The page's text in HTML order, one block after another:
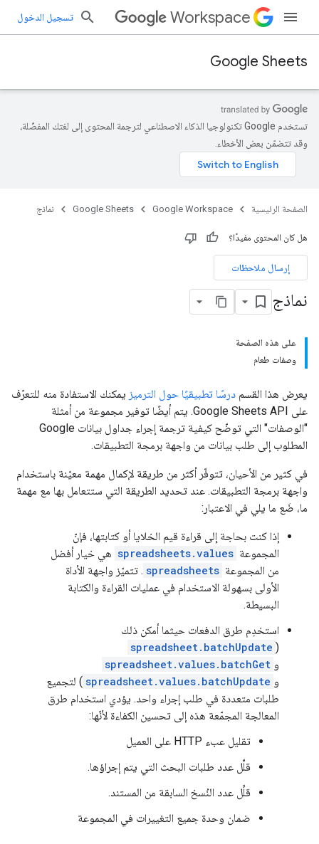
Workspace تسجيل الدخول
Google Sheets
تستخدم Google تكنولوجيا الذكاء الاصطناعي لترجمة المحتوى إلى لغتك المفضّلة،
وقد تتضمّن بعض الأخطاء.
الصفحة الرئيسية Google Workspace
Google Sheets نماذج
هل كان المحتوى مفيدًا؟
إرسال ملاحظات
نماذج
على هذه الصفحة
وصفات طعام
يعرض هذا القسم درسًا تطبيقيًا حول الترميز يمكنك الاستفادة منه للتعرّف
على Google Sheets API. يتم أيضًا توفير مجموعة من أمثلة
"الوصفات" التي توضّح كيفية ترجمة إجراء جداول بيانات Google
المطلوب إلى طلب بيانات من واجهة برمجة التطبيقات.
في كثير من الأحيان، تتوفّر أكثر من طريقة لإكمال مهمة معيّنة باستخدام
واجهة برمجة التطبيقات. عند تحديد الطريقة التي ستتعامل بها مع مهمة
ما، ضَع ما يلي في الاعتبار:
إذا كنت بحاجة إلى قراءة قيم الخلايا أو كتابتها، فإنّ
المجموعة spreadsheets.values هي خيار أفضل
من المجموعة spreadsheets . تتميّز واجهة الأداة
الأولى بسهولة الاستخدام في عمليات القراءة والكتابة
البسيطة.
استخدِم طرق الدفعات حيثما أمكن ذلك
(
spreadsheet.batchUpdate
و spreadsheet.values.batchGet
و spreadsheet.values.batchUpdate ) لتجميع
طلبات متعددة في طلب إجراء واحد. يؤدي استخدام طرق
المعالجة المجمّعة هذه إلى تحسين الكفاءة لأنّها:
تقليل عبء HTTP على العميل
قلِّل عدد طلبات البحث التي يتم إجراؤها.
قلِّل عدد النُسخ السابقة من المستند.
ضمان وحدة جميع التغييرات في المجموعة